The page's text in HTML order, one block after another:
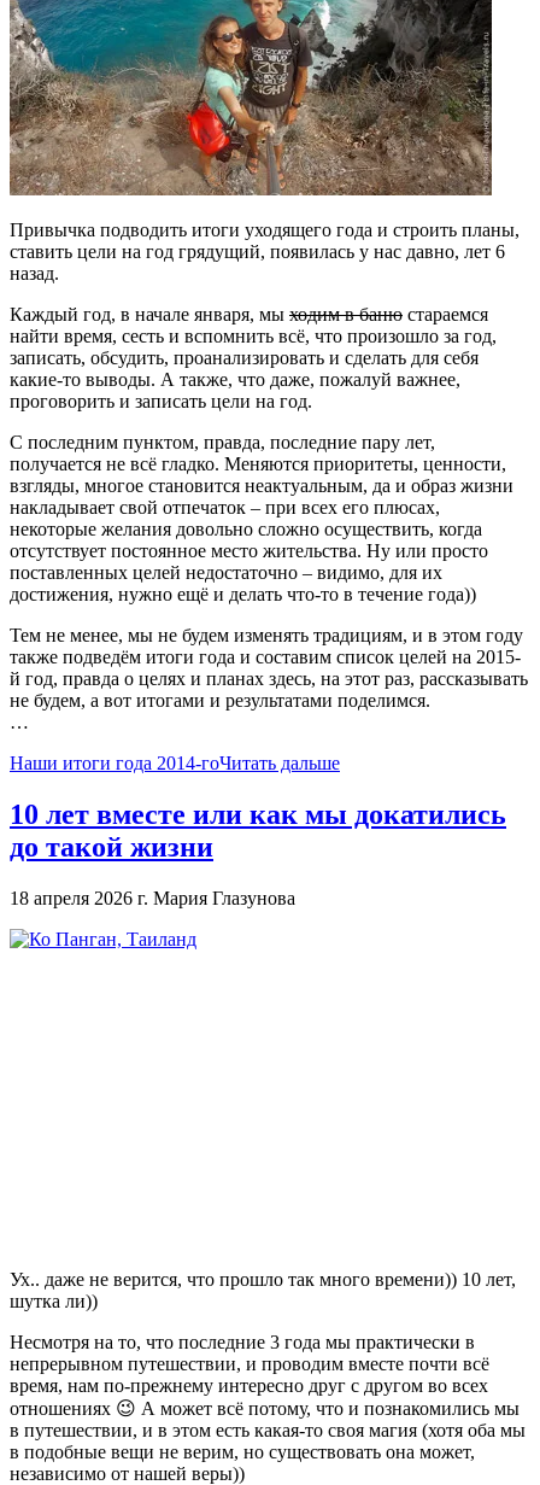
Привычка подводить итоги уходящего года и строить планы,
ставить цели на год грядущий, появилась у нас давно, лет 6
назад.
Каждый год, в начале января, мы ходим в баню стараемся
найти время, сесть и вспомнить всё, что произошло за год,
записать, обсудить, проанализировать и сделать для себя
какие-то выводы. А также, что даже, пожалуй важнее,
проговорить и записать цели на год.
С последним пунктом, правда, последние пару лет,
получается не всё гладко. Меняются приоритеты, ценности,
взгляды, многое становится неактуальным, да и образ жизни
накладывает свой отпечаток – при всех его плюсах,
некоторые желания довольно сложно осуществить, когда
отсутствует постоянное место жительства. Ну или просто
поставленных целей недостаточно – видимо, для их
достижения, нужно ещё и делать что-то в течение года))
Тем не менее, мы не будем изменять традициям, и в этом году
также подведём итоги года и составим список целей на 2015-
й год, правда о целях и планах здесь, на этот раз, рассказывать
не будем, а вот итогами и результатами поделимся.
…
Наши итоги года 2014-гоЧитать дальше
10 лет вместе или как мы докатились
до такой жизни
18 апреля 2026 г. Мария Глазунова
Ух.. даже не верится, что прошло так много времени)) 10 лет,
шутка ли))
Несмотря на то, что последние 3 года мы практически в
непрерывном путешествии, и проводим вместе почти всё
время, нам по-прежнему интересно друг с другом во всех
отношениях 😉 А может всё потому, что и познакомились мы
в путешествии, и в этом есть какая-то своя магия (хотя оба мы
в подобные вещи не верим, но существовать она может,
независимо от нашей веры))